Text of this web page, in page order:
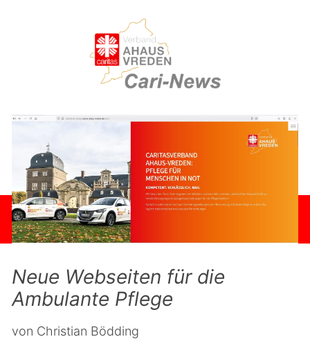
Neue Webseiten für die
Ambulante Pflege
von Christian Bödding